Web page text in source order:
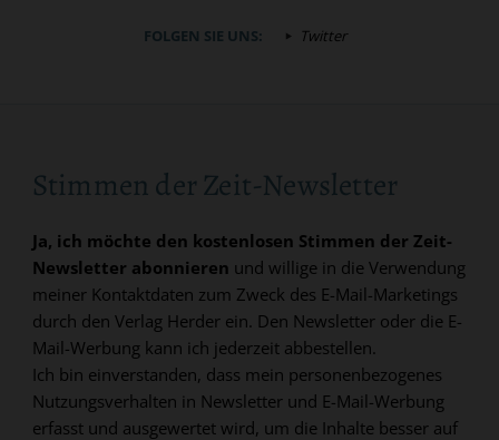
FOLGEN SIE UNS: Twitter
Stimmen der Zeit-Newsletter
Ja, ich möchte den kostenlosen Stimmen der Zeit-
Newsletter abonnieren und willige in die Verwendung
meiner Kontaktdaten zum Zweck des E-Mail-Marketings
durch den Verlag Herder ein. Den Newsletter oder die E-
Mail-Werbung kann ich jederzeit abbestellen.
Ich bin einverstanden, dass mein personenbezogenes
Nutzungsverhalten in Newsletter und E-Mail-Werbung
erfasst und ausgewertet wird, um die Inhalte besser auf